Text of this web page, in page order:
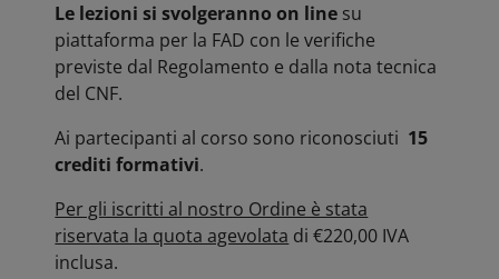
Le lezioni si svolgeranno on line su
piattaforma per la FAD con le verifiche
previste dal Regolamento e dalla nota tecnica
del CNF.
Ai partecipanti al corso sono riconosciuti 15
crediti formativi.
Per gli iscritti al nostro Ordine è stata
riservata la quota agevolata di €220,00 IVA
inclusa.